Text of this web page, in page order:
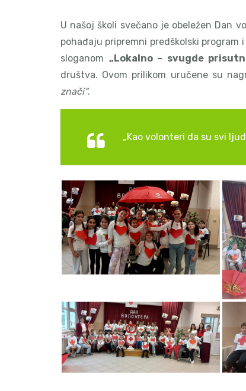
U našoj školi svečano je obeležen Dan
pohađaju pripremni predškolski
sloganom „Lokalno – svugde
društva. Ovom prilikom uručene su
znači“.
„Kao volonteri da su svi